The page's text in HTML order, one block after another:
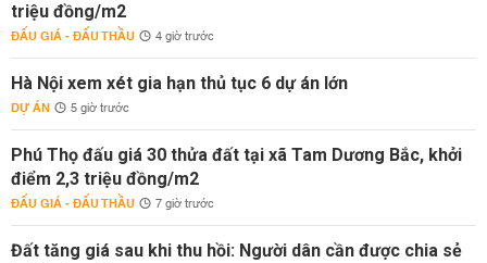
triệu đồng/m2
ĐẤU GIÁ - ĐẤU THẦU 4 giờ trước
Hà Nội xem xét gia hạn thủ tục 6 dự án lớn
DỰ ÁN 5 giờ trước
Phú Thọ đấu giá 30 thửa đất tại xã Tam Dương Bắc, khởi
điểm 2,3 triệu đồng/m2
ĐẤU GIÁ - ĐẤU THẦU 7 giờ trước
Đất tăng giá sau khi thu hồi: Người dân cần được chia sẻ